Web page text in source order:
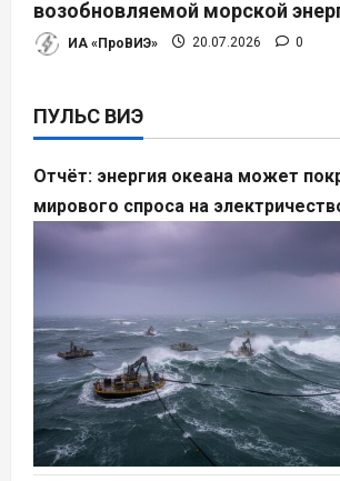
возобновляемой морской
ИА «ПроВИЭ» 20.07.2026 0
ПУЛЬС ВИЭ
Отчёт: энергия океана может
мирового спроса на